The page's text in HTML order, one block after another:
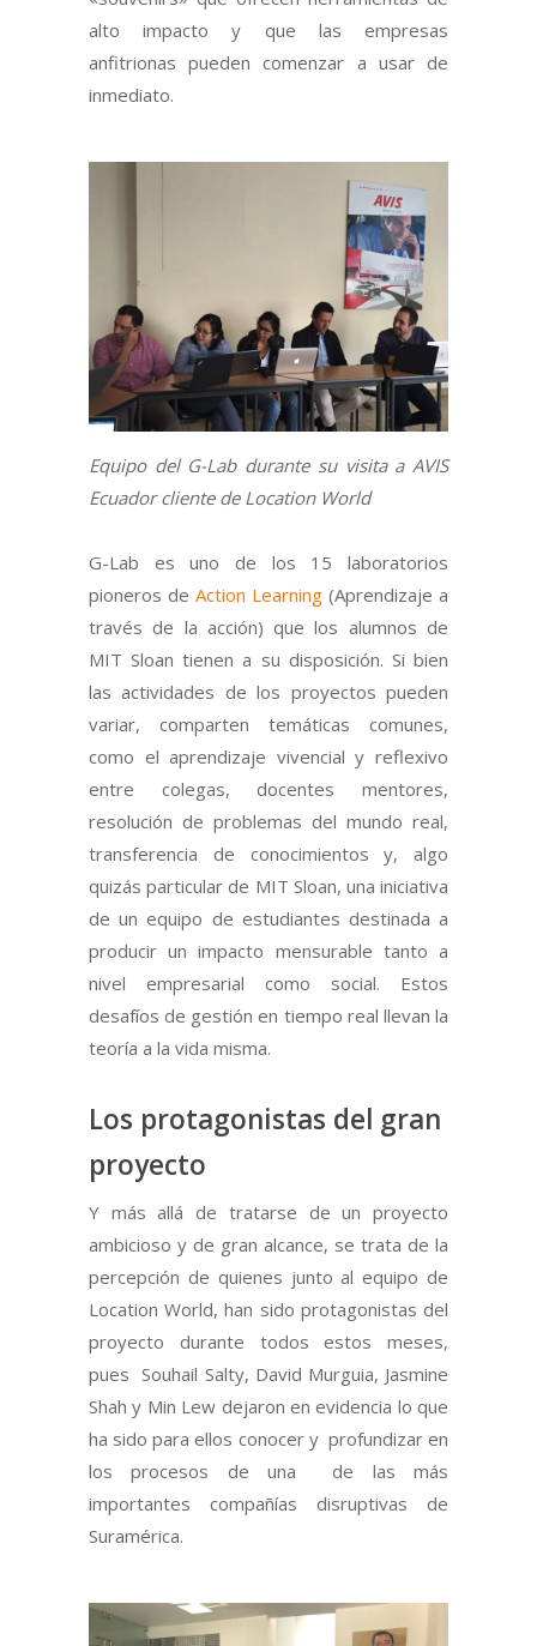
alto impacto y que las empresas
anfitrionas pueden comenzar a usar de
inmediato.
Equipo del G-Lab durante su visita a AVIS
Ecuador cliente de Location World
G-Lab es uno de los 15 laboratorios
pioneros de Action Learning (Aprendizaje a
través de la acción) que los alumnos de
MIT Sloan tienen a su disposición. Si bien
las actividades de los proyectos pueden
variar, comparten temáticas comunes,
como el aprendizaje vivencial y reflexivo
entre colegas, docentes mentores,
resolución de problemas del mundo real,
transferencia de conocimientos y, algo
quizás particular de MIT Sloan, una iniciativa
de un equipo de estudiantes destinada a
producir un impacto mensurable tanto a
nivel empresarial como social. Estos
desafíos de gestión en tiempo real llevan la
teoría a la vida misma.
Los protagonistas del gran
proyecto
Y más allá de tratarse de un proyecto
ambicioso y de gran alcance, se trata de la
percepción de quienes junto al equipo de
Location World, han sido protagonistas del
proyecto durante todos estos meses,
pues Souhail Salty, David Murguia, Jasmine
Shah y Min Lew dejaron en evidencia lo que
ha sido para ellos conocer y profundizar en
los procesos de una de las más
importantes compañías disruptivas de
Suramérica.